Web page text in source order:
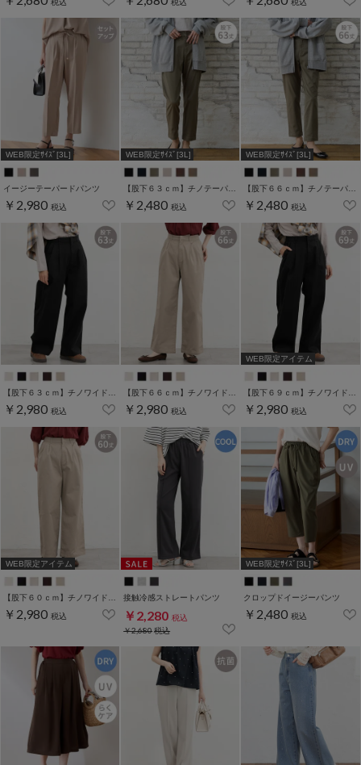
WEB限定ｻｲｽﾞ[3L]
イージーテーパードパンツ
￥2,980 税込
WEB限定ｻｲｽﾞ[3L]
￥2,480 税込
WEB限定ｻｲｽﾞ[3L]
￥2,480 税込
【股下６３ｃｍ】チノワイドストレート(股下60/63/66/69cm展開)
￥2,980 税込
【股下６６ｃｍ】チノワイドストレート(股下60/63/66/69cm展開)
￥2,980 税込
WEB限定アイテム
【股下６９ｃｍ】チノワイドストレート(股下60/63/66/69cm展開)
￥2,980 税込
WEB限定アイテム
￥2,980 税込
接触冷感ストレートパンツ
￥2,280 税込
￥2,680税込
WEB限定ｻｲｽﾞ[3L]
クロップドイージーパンツ
￥2,480 税込